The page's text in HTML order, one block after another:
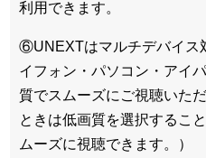
利用できます。
⑥UNEXTはマルチデバイス
イフォン・パソコン・アイ
質でスムーズにご視聴いた
ときは低画質を選択するこ
ムーズに視聴できます。）